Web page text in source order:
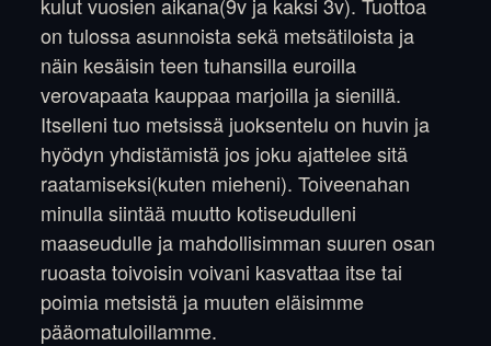
on tulossa asunnoista sekä metsätiloista ja
näin kesäisin teen tuhansilla euroilla
verovapaata kauppaa marjoilla ja sienillä.
Itselleni tuo metsissä juoksentelu on huvin ja
hyödyn yhdistämistä jos joku ajattelee sitä
raatamiseksi(kuten mieheni). Toiveenahan
minulla siintää muutto kotiseudulleni
maaseudulle ja mahdollisimman suuren osan
ruoasta toivoisin voivani kasvattaa itse tai
poimia metsistä ja muuten eläisimme
pääomatuloillamme.